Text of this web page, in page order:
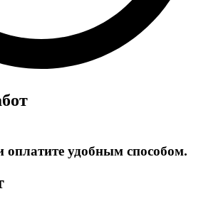
оплатите удобным способом.